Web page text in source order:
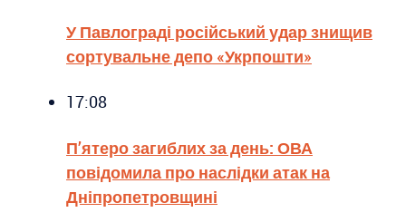
У Павлограді російський удар знищив
сортувальне депо «Укрпошти»
17:08
П’ятеро загиблих за день: ОВА
повідомила про наслідки атак на
Дніпропетровщині